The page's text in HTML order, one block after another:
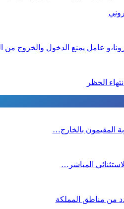
عامل يمنع الدخول والخروج
الحظر
المقيمون بالخارج…
المباشر…
من مناطق المملكة